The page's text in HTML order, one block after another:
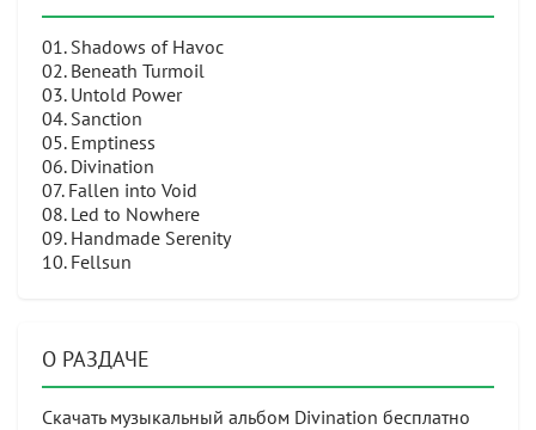
01. Shadows of Havoc
02. Beneath Turmoil
03. Untold Power
04. Sanction
05. Emptiness
06. Divination
07. Fallen into Void
08. Led to Nowhere
09. Handmade Serenity
10. Fellsun
О РАЗДАЧЕ
Скачать музыкальный альбом Divination бесплатно